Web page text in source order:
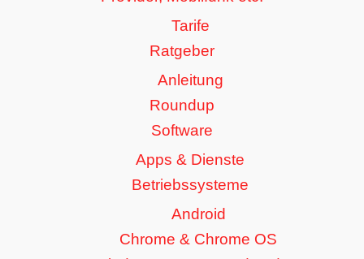
Tarife
Ratgeber
Anleitung
Roundup
Software
Apps & Dienste
Betriebssysteme
Android
Chrome & Chrome OS